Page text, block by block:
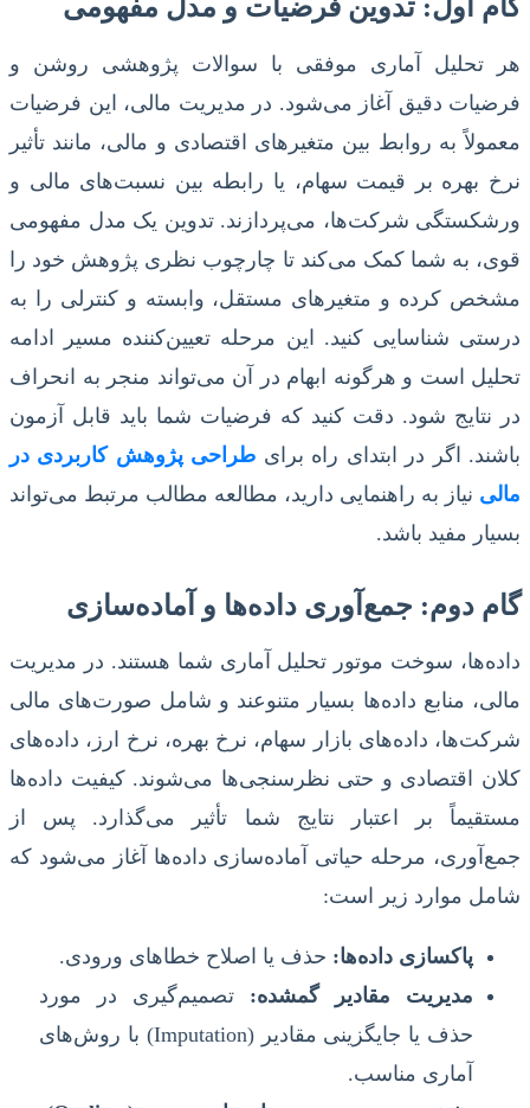
گام اول: تدوین فرضیات و مدل مفهومی
هر تحلیل آماری موفقی با سوالات پژوهشی روشن و
فرضیات دقیق آغاز می‌شود. در مدیریت مالی، این فرضیات
معمولاً به روابط بین متغیرهای اقتصادی و مالی، مانند تأثیر
نرخ بهره بر قیمت سهام، یا رابطه بین نسبت‌های مالی و
ورشکستگی شرکت‌ها، می‌پردازند. تدوین یک مدل مفهومی
قوی، به شما کمک می‌کند تا چارچوب نظری پژوهش خود را
مشخص کرده و متغیرهای مستقل، وابسته و کنترلی را به
درستی شناسایی کنید. این مرحله تعیین‌کننده مسیر ادامه
تحلیل است و هرگونه ابهام در آن می‌تواند منجر به انحراف
در نتایج شود. دقت کنید که فرضیات شما باید قابل آزمون
باشند. اگر در ابتدای راه برای طراحی پژوهش کاربردی در
مالی نیاز به راهنمایی دارید، مطالعه مطالب مرتبط می‌تواند
بسیار مفید باشد.
گام دوم: جمع‌آوری داده‌ها و آماده‌سازی
داده‌ها، سوخت موتور تحلیل آماری شما هستند. در مدیریت
مالی، منابع داده‌ها بسیار متنوعند و شامل صورت‌های مالی
شرکت‌ها، داده‌های بازار سهام، نرخ بهره، نرخ ارز، داده‌های
کلان اقتصادی و حتی نظرسنجی‌ها می‌شوند. کیفیت داده‌ها
مستقیماً بر اعتبار نتایج شما تأثیر می‌گذارد. پس از
جمع‌آوری، مرحله حیاتی آماده‌سازی داده‌ها آغاز می‌شود که
شامل موارد زیر است:
پاکسازی داده‌ها: حذف یا اصلاح خطاهای ورودی.
مدیریت مقادیر گمشده: تصمیم‌گیری در مورد
حذف یا جایگزینی مقادیر (Imputation) با روش‌های
آماری مناسب.